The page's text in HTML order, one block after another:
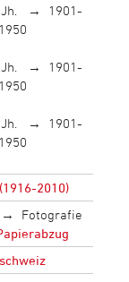
1901-
1901-
1901-
2010)
Fotografie